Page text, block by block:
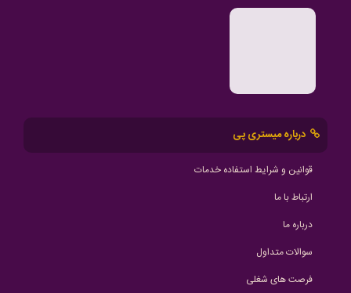
درباره میستری پی
قوانین و شرایط استفاده خدمات
ارتباط با ما
درباره ما
سوالات متداول
فرصت های شغلی